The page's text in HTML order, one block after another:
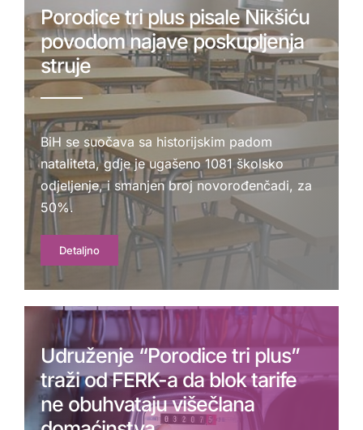
Porodice tri plus pisale Nikšiću
povodom najave poskupljenja
struje
BiH se suočava sa historijskim padom
nataliteta, gdje je ugašeno 1081 školsko
odjeljenje, i smanjen broj novorođenčadi, za
50%.
Detaljno
Udruženje “Porodice tri plus”
traži od FERK-a da blok tarife
ne obuhvataju višečlana